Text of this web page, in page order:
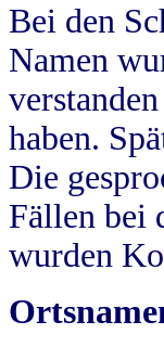
Bei den
Namen
haben.
Die
Fällen bei
wurden